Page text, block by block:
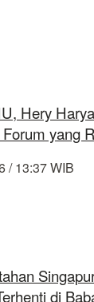
Hery
yang
/ 13:37 WIB
di